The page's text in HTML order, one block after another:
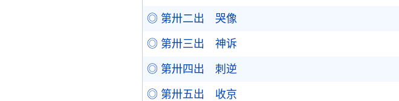
◎ 第卅二出 哭像
◎ 第卅三出 神诉
◎ 第卅四出 刺逆
◎ 第卅五出 收京